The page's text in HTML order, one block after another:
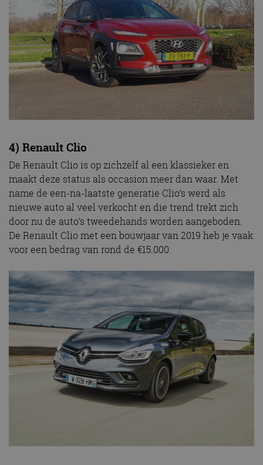
4) Renault Clio
De Renault Clio is op zichzelf al een klassieker en
maakt deze status als occasion meer dan waar. Met
name de een-na-laatste generatie Clio’s werd als
nieuwe auto al veel verkocht en die trend trekt zich
door nu de auto’s tweedehands worden aangeboden.
De Renault Clio met een bouwjaar van 2019 heb je vaak
voor een bedrag van rond de €15.000.